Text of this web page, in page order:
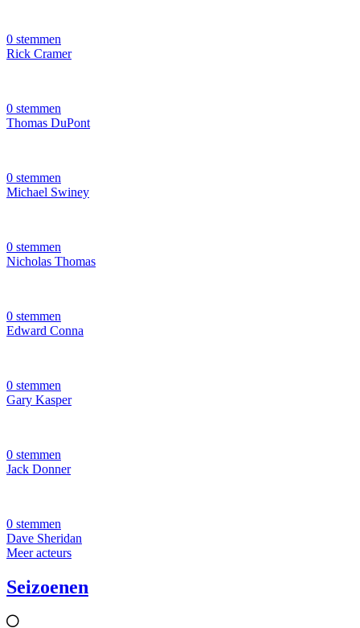
0 stemmen
Rick Cramer
0 stemmen
Thomas DuPont
0 stemmen
Michael Swiney
0 stemmen
Nicholas Thomas
0 stemmen
Edward Conna
0 stemmen
Gary Kasper
0 stemmen
Jack Donner
0 stemmen
Dave Sheridan
Meer acteurs
Seizoenen